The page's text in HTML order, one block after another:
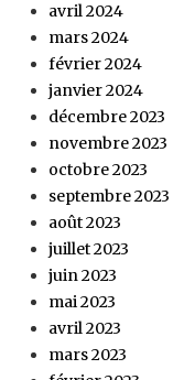
avril 2024
mars 2024
février 2024
janvier 2024
décembre 2023
novembre 2023
octobre 2023
septembre 2023
août 2023
juillet 2023
juin 2023
mai 2023
avril 2023
mars 2023